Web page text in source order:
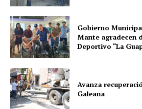
Gobierno
Mante agradecen
Deportivo “La
Avanza
Galeana